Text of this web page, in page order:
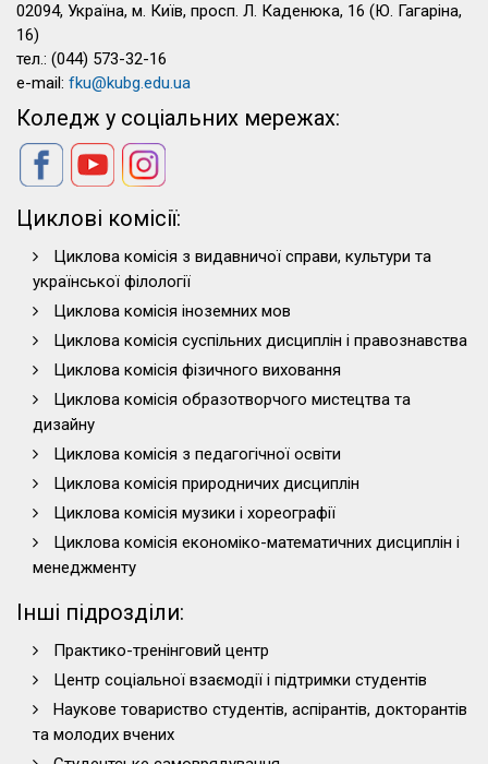
02094, Україна, м. Київ, просп. Л. Каденюка, 16 (Ю. Гагаріна,
16)
тел.: (044) 573-32-16
e-mail: fku@kubg.edu.ua
Коледж у соціальних мережах:
Циклові комісії:
Циклова комісія з видавничої справи, культури та
української філології
Циклова комісія іноземних мов
Циклова комісія суспільних дисциплін і правознавства
Циклова комісія фізичного виховання
Циклова комісія образотворчого мистецтва та
дизайну
Циклова комісія з педагогічної освіти
Циклова комісія природничих дисциплін
Циклова комісія музики і хореографії
Циклова комісія економіко-математичних дисциплін і
менеджменту
Інші підрозділи:
Практико-тренінговий центр
Центр соціальної взаємодії і підтримки студентів
Наукове товариство студентів, аспірантів, докторантів
та молодих вчених